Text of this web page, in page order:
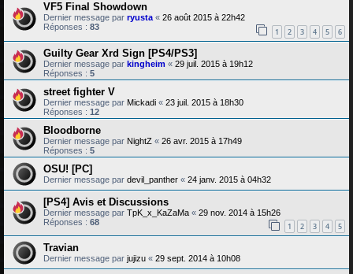
VF5 Final Showdown
Dernier message par ryusta « 26 août 2015 à 22h42
Réponses : 83 1 2 3 4 5 6
Guilty Gear Xrd Sign [PS4/PS3]
Dernier message par kingheim « 29 juil. 2015 à 19h12
Réponses : 5
street fighter V
Dernier message par Mickadi « 23 juil. 2015 à 18h30
Réponses : 12
Bloodborne
Dernier message par NightZ « 26 avr. 2015 à 17h49
Réponses : 5
OSU! [PC]
Dernier message par devil_panther « 24 janv. 2015 à 04h32
[PS4] Avis et Discussions
Dernier message par TpK_x_KaZaMa « 29 nov. 2014 à 15h26
Réponses : 68 1 2 3 4 5
Travian
Dernier message par jujizu « 29 sept. 2014 à 10h08